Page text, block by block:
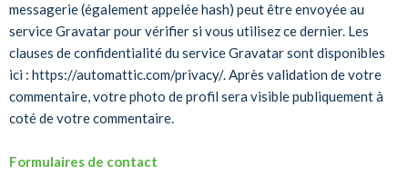
messagerie (également appelée hash) peut être envoyée au
service Gravatar pour vérifier si vous utilisez ce dernier. Les
clauses de confidentialité du service Gravatar sont disponibles
ici : https://automattic.com/privacy/. Après validation de votre
commentaire, votre photo de profil sera visible publiquement à
coté de votre commentaire.
Formulaires de contact